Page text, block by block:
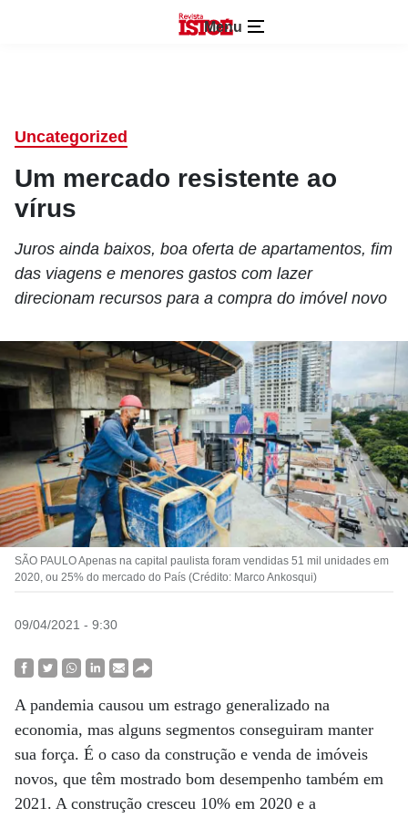
Menu
Uncategorized
Um mercado resistente ao
vírus
Juros ainda baixos, boa oferta de apartamentos, fim
das viagens e menores gastos com lazer
direcionam recursos para a compra do imóvel novo
SÃO PAULO Apenas na capital paulista foram vendidas 51 mil unidades em
2020, ou 25% do mercado do País (Crédito: Marco Ankosqui)
09/04/2021 - 9:30
A pandemia causou um estrago generalizado na
economia, mas alguns segmentos conseguiram manter
sua força. É o caso da construção e venda de imóveis
novos, que têm mostrado bom desempenho também em
2021. A construção cresceu 10% em 2020 e a